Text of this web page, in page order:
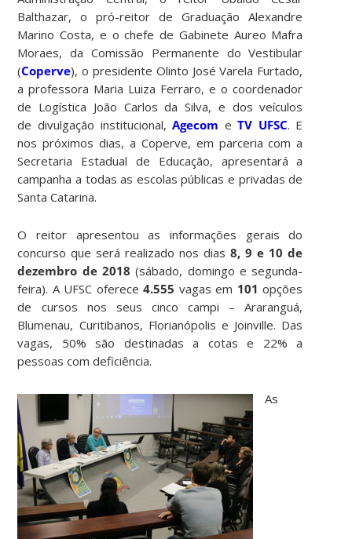
Balthazar, o pró-reitor de Graduação Alexandre
Marino Costa, e o chefe de Gabinete Aureo Mafra
Moraes, da Comissão Permanente do Vestibular
(Coperve), o presidente Olinto José Varela Furtado,
a professora Maria Luiza Ferraro, e o coordenador
de Logística João Carlos da Silva, e dos veículos
de divulgação institucional,Agecom eTV UFSC. E
nos próximos dias, a Coperve, em parceria com a
Secretaria Estadual de Educação, apresentará a
campanha a todas as escolas públicas e privadas de
Santa Catarina.
O reitor apresentou as informações gerais do
concurso que será realizado nos dias8, 9 e 10 de
dezembro de 2018(sábado, domingo e segunda-
feira). A UFSC oferece4.555 vagas em 101 opções
de cursos nos seus cinco campi – Araranguá,
Blumenau, Curitibanos, Florianópolis e Joinville. Das
vagas, 50% são destinadas a cotas e 22% a
pessoas com deficiência.
As